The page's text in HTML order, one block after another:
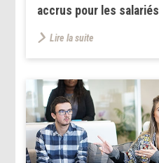
accrus pour les salariés
Lire la suite